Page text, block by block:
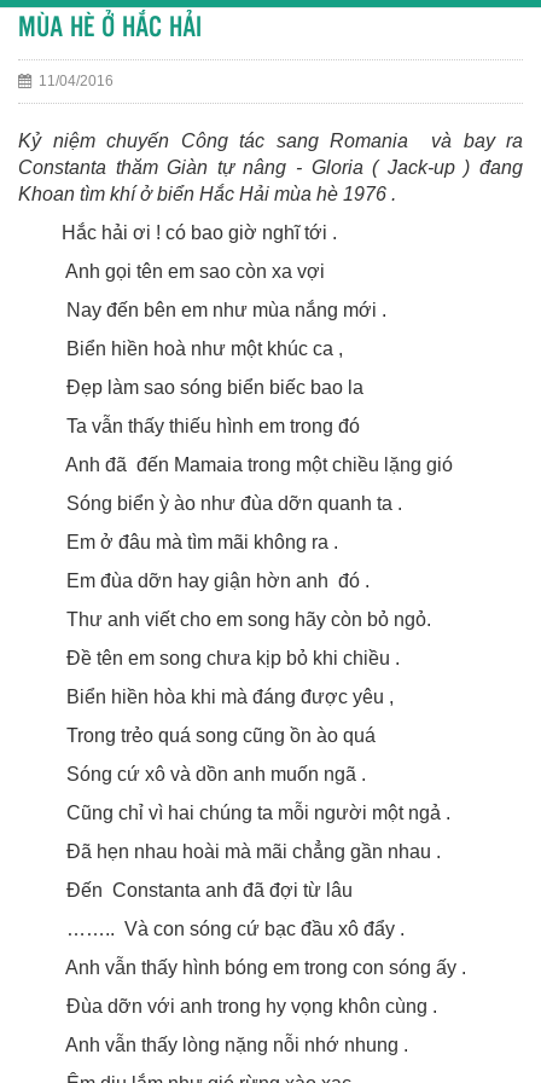
MÙA HÈ Ở HẮC HẢI
11/04/2016
Kỷ niệm chuyến Công tác sang Romania và bay ra
Constanta thăm Giàn tự nâng - Gloria ( Jack-up ) đang
Khoan tìm khí ở biển Hắc Hải mùa hè 1976 .
Hắc hải ơi ! có bao giờ nghĩ tới .
Anh gọi tên em sao còn xa vợi
Nay đến bên em như mùa nắng mới .
Biển hiền hoà như một khúc ca ,
Đẹp làm sao sóng biển biếc bao la
Ta vẫn thấy thiếu hình em trong đó
Anh đã đến Mamaia trong một chiều lặng gió
Sóng biển ỳ ào như đùa dỡn quanh ta .
Em ở đâu mà tìm mãi không ra .
Em đùa dỡn hay giận hờn anh đó .
Thư anh viết cho em song hãy còn bỏ ngỏ.
Đề tên em song chưa kịp bỏ khi chiều .
Biển hiền hòa khi mà đáng được yêu ,
Trong trẻo quá song cũng ồn ào quá
Sóng cứ xô và dồn anh muốn ngã .
Cũng chỉ vì hai chúng ta mỗi người một ngả .
Đã hẹn nhau hoài mà mãi chẳng gần nhau .
Đến Constanta anh đã đợi từ lâu
…….. Và con sóng cứ bạc đầu xô đẩy .
Anh vẫn thấy hình bóng em trong con sóng ấy .
Đùa dỡn với anh trong hy vọng khôn cùng .
Anh vẫn thấy lòng nặng nỗi nhớ nhung .